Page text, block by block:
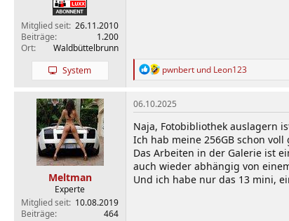
Mitglied seit 26.11.2010
Beiträge
1.200
Ort
Waldbüttelbrunn
System
R
k
t
i
o
n
e
n
:
pwnbert und Leon123
Meltman
Experte
Mitglied seit 10.08.2019
Beiträge
464
06.10.2025
Naja, Fotobibliothek auslagern
Ich hab meine 256GB schon
Das Arbeiten in der Galerie ist
auch wieder abhängig von
Und ich habe nur das 13 mini,